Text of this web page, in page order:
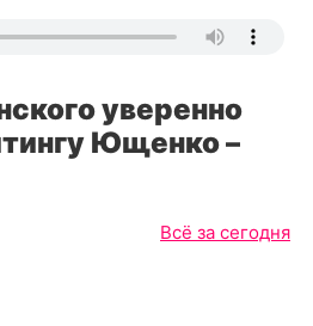
уверенно
Ющенко –
Всё за сегодня